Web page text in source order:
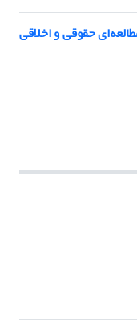
حقوقی و اخلاقی